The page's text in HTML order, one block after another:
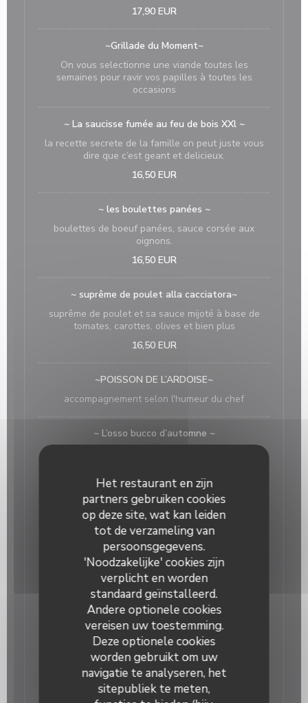
Het restaurant en zijn
partners gebruiken cookies
op deze site, wat kan leiden
tot de verzameling van
persoonsgegevens.
'Noodzakelijke' cookies zijn
verplicht en worden
standaard geïnstalleerd.
Andere optionele cookies
vereisen uw toestemming.
Deze optionele cookies
worden gebruikt om uw
navigatie te analyseren, het
sitepubliek te meten,
17,90 EUR
~Grillade du Moment~
On vous selectionne une viande toutes les
semaines pour ravir vos papilles à toutes les
occasions
~ La saucisse fumée au feu de bois XXl ~
la recette secrete de la famille on peut juste vous
dire que c’est geant et delicieux.
16,50 EUR
~ les boulettes panées ~
boulettes de boeuf panées, sauce corsée aux
oignons.
16,50 EUR
~ suprême de poulet alla cacciatora~
suprême de poulet et sa sauce mijoté à base de
tomates, carottes, olives et bien plus
16,50 EUR
~POISSON DE L’ARDOISE~
accompagnement selon l'humeur du chef
~ L’osso bucco d’automne ~
salade
Salade César croustillante
Sucrine, poulet pané, lard fumé, tomates cerises,
copeaux de parmesan, oignons rouges, croutons et
sauce césar maison.
16,50 EUR
~Insalata panzanella 16€50~
crostini col vino alla provola fumée (le chef adore...),
endives, betterave, maches, féta, noix.
16,50 EUR
risotto